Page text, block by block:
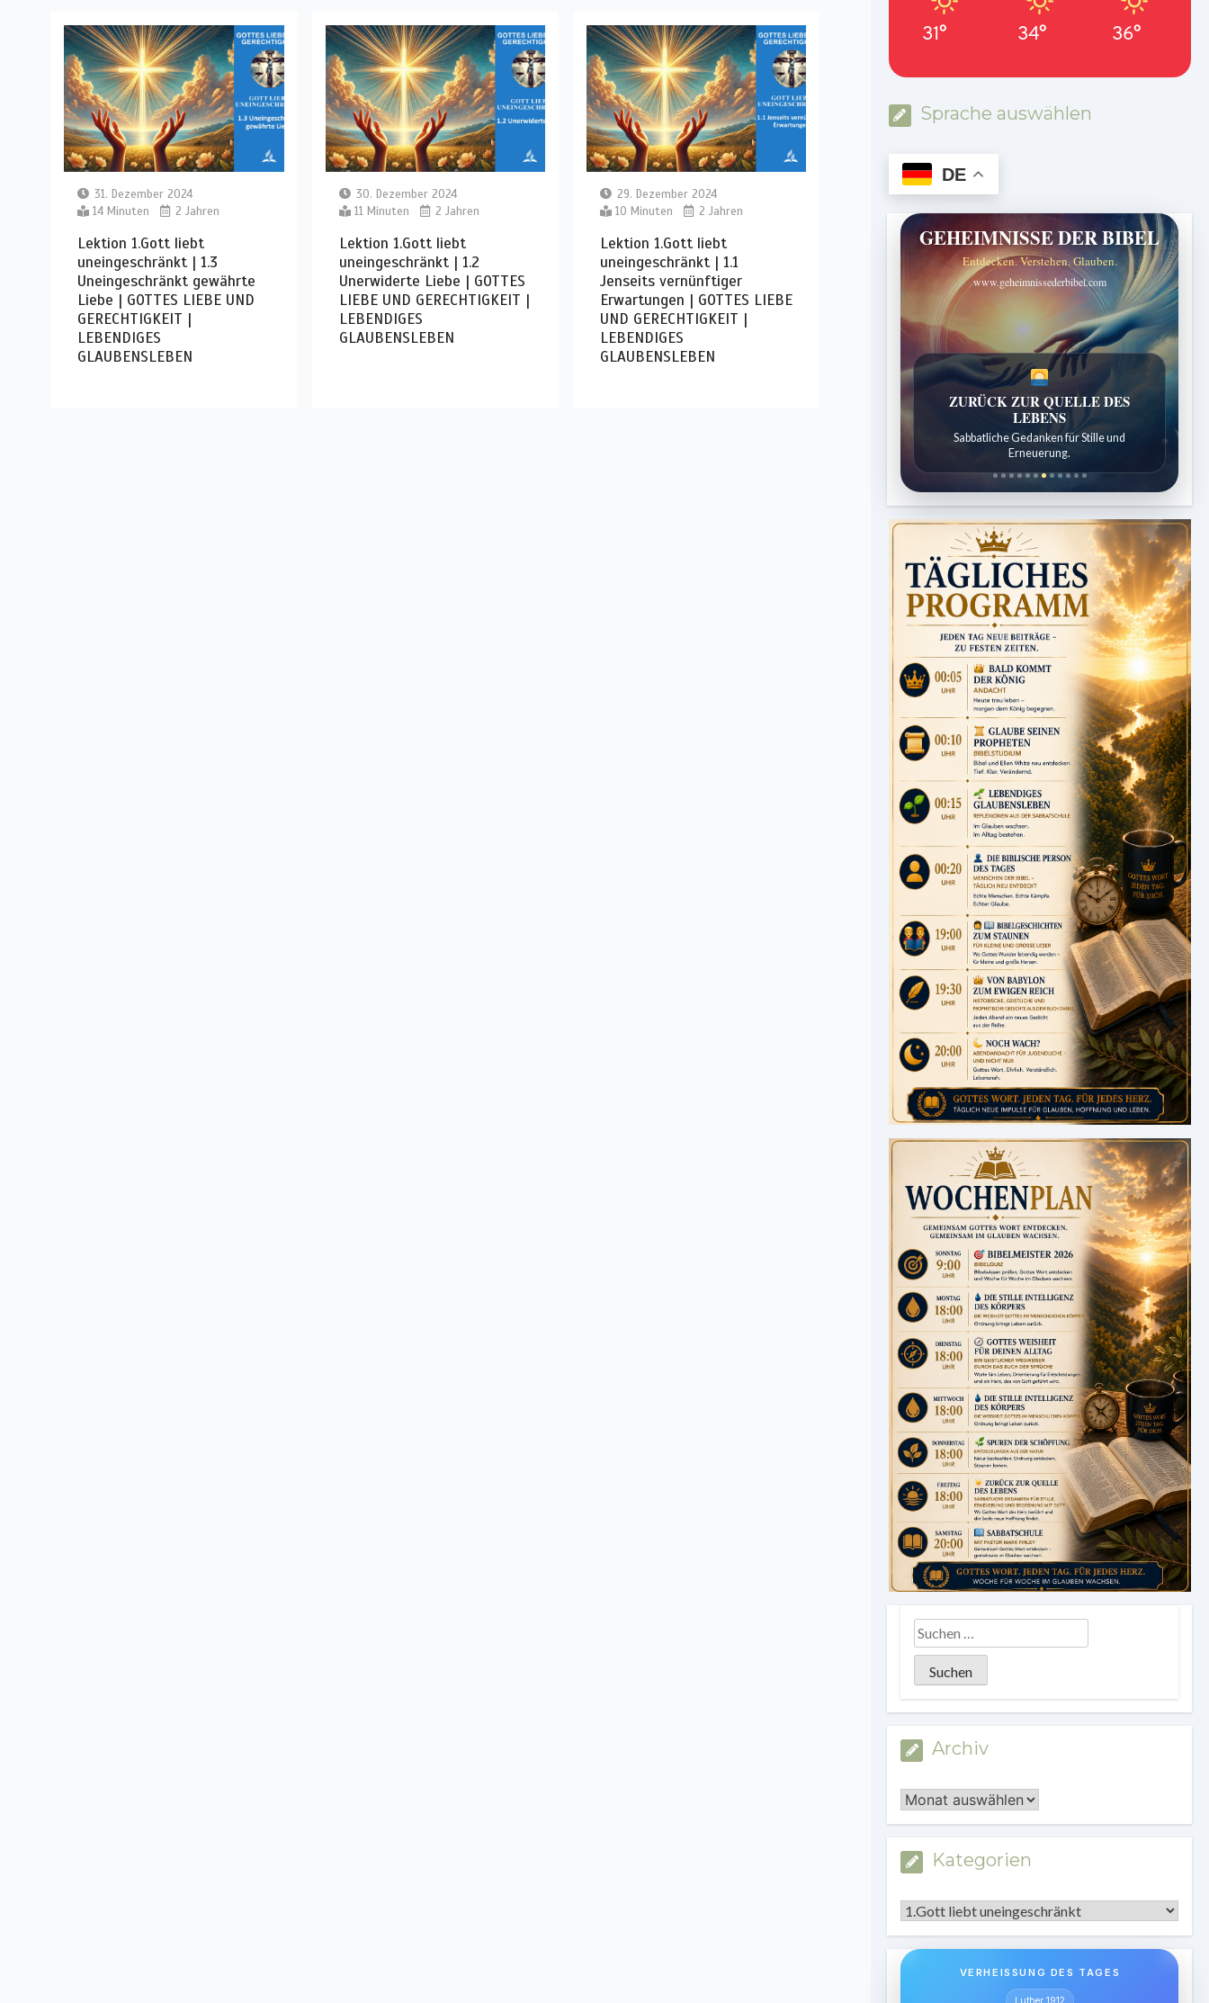
31. Dezember 2024
14 Minuten
2 Jahren
Lektion 1.Gott liebt
uneingeschränkt | 1.3
Uneingeschränkt gewährte
Liebe | GOTTES LIEBE UND
GERECHTIGKEIT |
LEBENDIGES
GLAUBENSLEBEN
30. Dezember 2024
11 Minuten
2 Jahren
Lektion 1.Gott liebt
uneingeschränkt | 1.2
Unerwiderte Liebe | GOTTES
LIEBE UND GERECHTIGKEIT |
LEBENDIGES
GLAUBENSLEBEN
29. Dezember 2024
10 Minuten
2 Jahren
Lektion 1.Gott liebt
uneingeschränkt | 1.1
Jenseits vernünftiger
Erwartungen | GOTTES LIEBE
UND GERECHTIGKEIT |
LEBENDIGES
GLAUBENSLEBEN
31° 34° 36°
Sprache auswählen
DE
GEHEIMNISSE DER BIBEL
Entdecken. Verstehen. Glauben.
www.geheimnissederbibel.com
SPUREN DER SCHÖPFUNG
Entdeckungen aus der Natur.
Archiv
Archiv
Kategorien
Kategorien
VERHEISSUNG DES TAGES
Luther 1912